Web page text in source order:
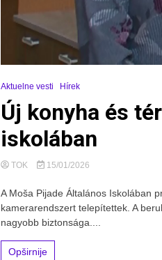
Aktuelne vesti Hírek
Új konyha és
iskolában
TOK 15/01/2026
A Moša Pijade Általános Iskolában
kamerarendszert telepítettek. A
nagyobb biztonsága....
Opširnije